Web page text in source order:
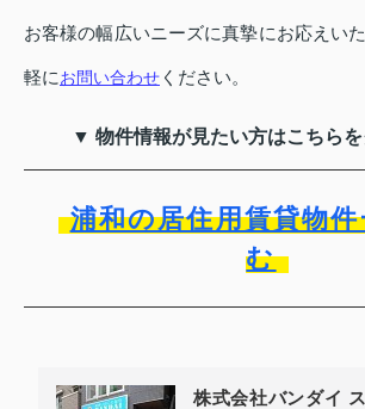
お客様の幅広いニーズに真摯にお応えい
軽にお問い合わせ ください。
▼ 物件情報が見たい方はこちら
浦和の居住用賃貸物
む
株式会社バンダイ